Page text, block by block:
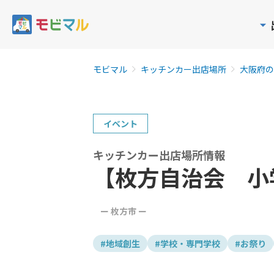
モビマル キッチンカー出店場所 大阪府
イベント
【枚方自治会
ー 枚方市 ー
キッチンカー出店場所情報
#地域創生 #学校・専門学校 #お祭り